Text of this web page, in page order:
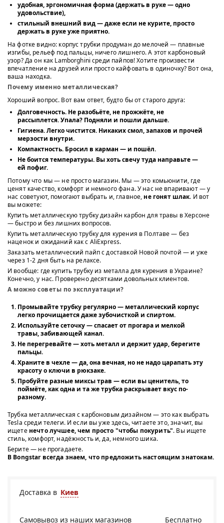
удобная, эргономичная форма (держать в руке — одно
удовольствие),
стильный внешний вид — даже если не курите, просто
держать в руке уже приятно.
На фотке видно: корпус трубки продуман до мелочей — плавные
изгибы, рельеф под пальцы, ничего лишнего. А этот карбоновый
узор? Да он как Lamborghini среди пайпов! Хотите произвести
впечатление на друзей или просто кайфовать в одиночку? Вот она,
ваша находка.
Почему именно металлическая?
Хороший вопрос. Вот вам ответ, будто бы от старого друга:
Долговечность. Не разобьёте, не прожжёте, не
рассыплется. Упала? Подняли и пошли дальше.
Гигиена. Легко чистится. Никаких смол, запахов и прочей
мерзости внутри.
Компактность. Бросил в карман — и пошёл.
Не боится температуры. Вы хоть свечу туда направьте —
ей пофиг.
Потому что мы — не просто магазин. Мы — это комьюнити, где
ценят качество, комфорт и немного фана. У нас не впаривают — у
нас советуют, помогают выбрать и, главное, не гонят шлак. И вот
вы можете:
Купить металлическую трубку дизайн карбон для травы в Херсоне
— быстро и без лишних вопросов.
Купить металлическую трубку для курения в Полтаве — без
наценок и ожиданий как с AliExpress.
Заказать металлический пайп с доставкой Новой почтой — и уже
через 1-2 дня быть на релаксе.
И вообще: где купить трубку из металла для курения в Украине?
Конечно, у нас. Проверено десятками довольных клиентов.
А можно советы по эксплуатации?
Промывайте трубку регулярно— металлический корпус
легко прочищается даже зубочисткой и спиртом.
Используйте сеточку— спасает от прогара и мелкой
травы, забивающей канал.
Не перегревайте— хоть металл и держит удар, берегите
пальцы.
Храните в чехле— да, она вечная, но не надо царапать эту
красоту о ключи в рюкзаке.
Пробуйте разные миксы трав — если вы ценитель, то
поймёте, как одна и та же трубка раскрывает вкус по-
разному.
Трубка металлическая с карбоновым дизайном — это как выбрать
Tesla среди телеги. И если вы уже здесь, читаете это, значит, вы
ищете нечто лучшее, чем просто "чтобы покурить". Вы ищете
стиль, комфорт, надёжность и, да, немного шика.
Берите — не прогадаете.
В Bongstar всегда знаем, что предложить настоящим знатокам.
Доставка в Киев
Бесплатно
Самовывоз из наших магазинов